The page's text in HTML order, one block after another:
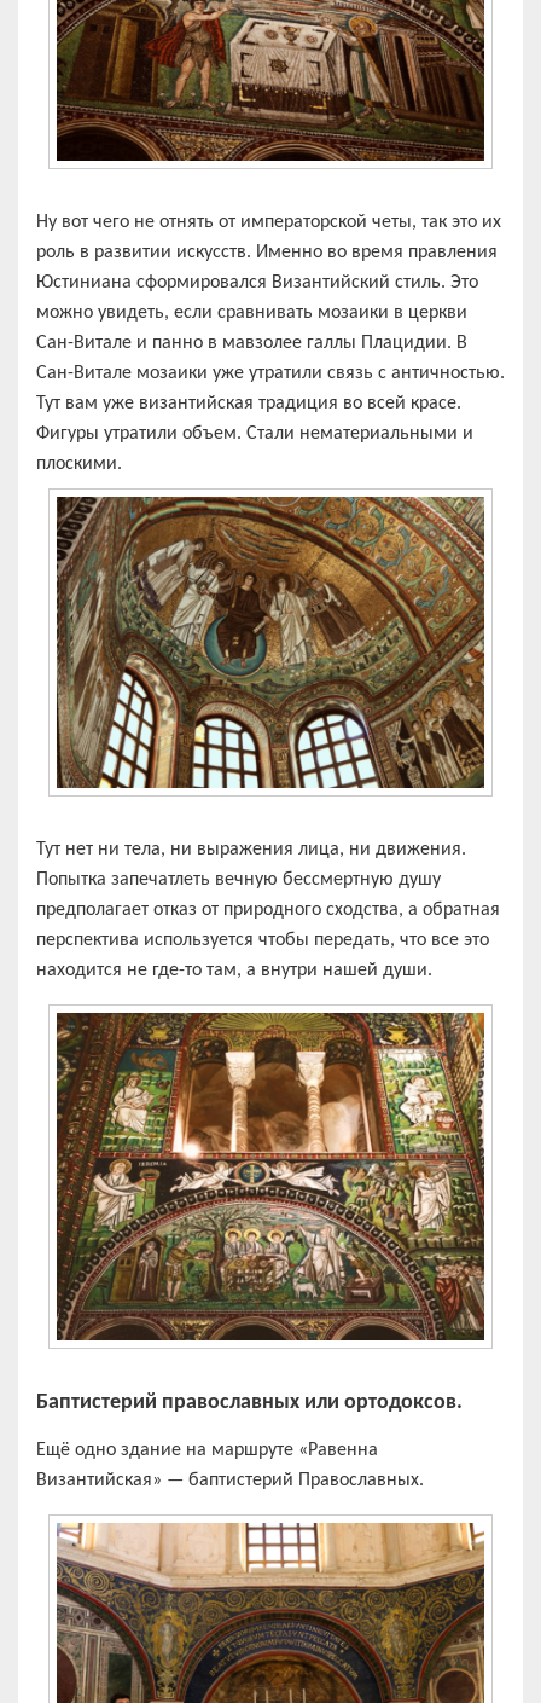
Ну вот чего не отнять от императорской четы, так это их
роль в развитии искусств. Именно во время правления
Юстиниана сформировался Византийский стиль. Это
можно увидеть, если сравнивать мозаики в церкви
Сан-Витале и панно в мавзолее галлы Плацидии. В
Сан-Витале мозаики уже утратили связь с античностью.
Тут вам уже византийская традиция во всей красе.
Фигуры утратили объем. Стали нематериальными и
плоскими.
Тут нет ни тела, ни выражения лица, ни движения.
Попытка запечатлеть вечную бессмертную душу
предполагает отказ от природного сходства, а обратная
перспектива используется чтобы передать, что все это
находится не где-то там, а внутри нашей души.
Баптистерий православных или ортодоксов.
Ещё одно здание на маршруте «Равенна
Византийская» — баптистерий Православных.